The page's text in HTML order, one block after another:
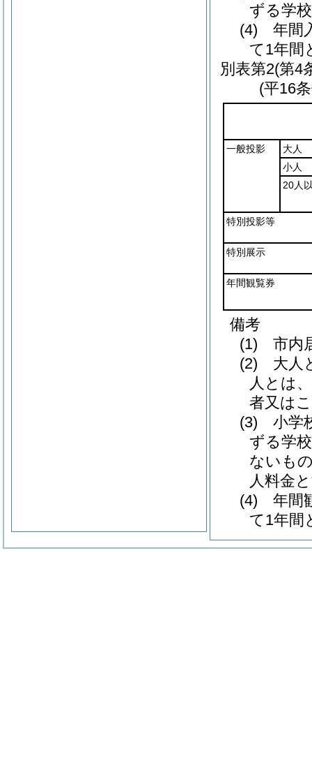
ずる学
(4) 年間
て1年間
別表第2(第4
(平16
一般投影
大人
小人
20人
特別投影等
特別展示
年間観覧券
備考
(1) 市内
(2) 大人
人とは
者又は
(3) 小学
ずる学
ないも
人料金
(4) 年間
て1年間